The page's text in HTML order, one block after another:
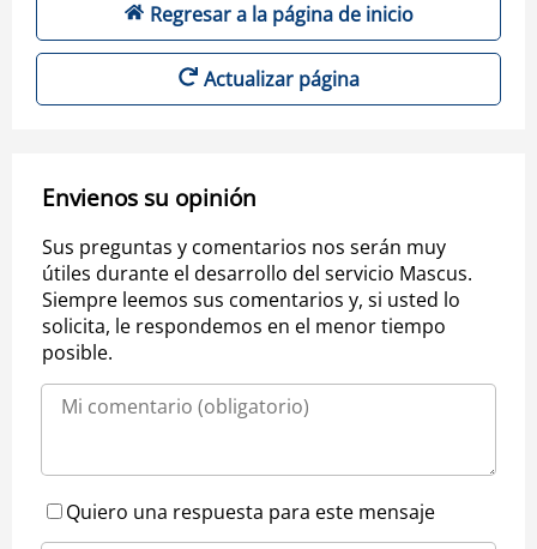
Regresar a la página de inicio
Actualizar página
Envienos su opinión
Sus preguntas y comentarios nos serán muy
útiles durante el desarrollo del servicio Mascus.
Siempre leemos sus comentarios y, si usted lo
solicita, le respondemos en el menor tiempo
posible.
Quiero una respuesta para este mensaje